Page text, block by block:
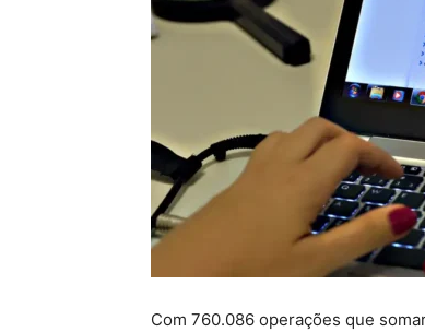
Com 760.086 operações que